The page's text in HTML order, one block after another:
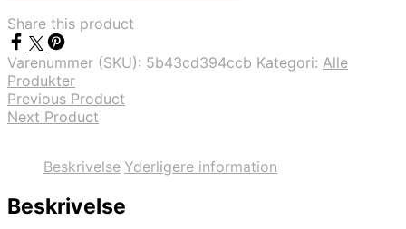
Share this product
Varenummer (SKU): 5b43cd394ccb Kategori: Alle
Produkter
Previous Product
Next Product
Beskrivelse Yderligere information
Beskrivelse